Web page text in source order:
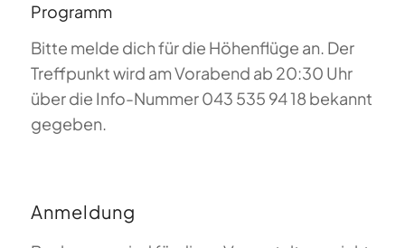
Programm
Bitte melde dich für die Höhenflüge an. Der
Treffpunkt wird am Vorabend ab 20:30 Uhr
über die Info-Nummer 043 535 94 18 bekannt
gegeben.
Anmeldung